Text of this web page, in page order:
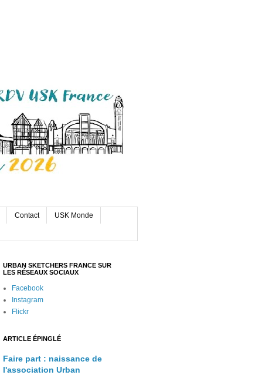
Contact USK Monde
URBAN SKETCHERS FRANCE SUR
LES RÉSEAUX SOCIAUX
Facebook
Instagram
Flickr
ARTICLE ÉPINGLÉ
Faire part : naissance de
l'association Urban